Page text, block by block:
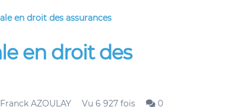
en droit des assurances
en droit des
Franck AZOULAY Vu 6 927 fois 0